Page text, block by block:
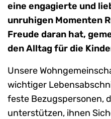
eine engagierte und
unruhigen Momenten
Freude daran hat,
den Alltag für die
Unsere
wichtiger
feste Bezugspersonen,
unterstützen, ihnen